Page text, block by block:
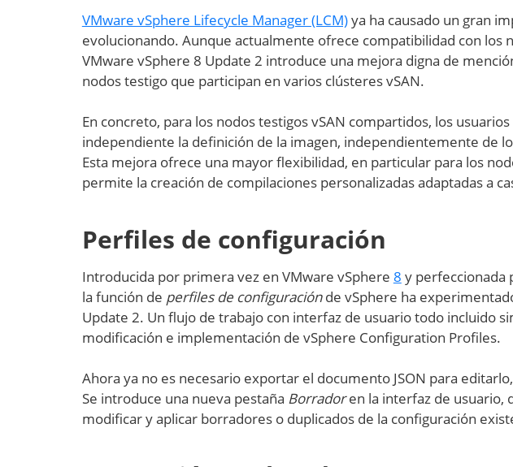
VMware vSphere Lifecycle Manager (LCM)ya ha causado un gran
evolucionando. Aunque actualmente ofrece compatibilidad con los
VMware vSphere 8 Update 2 introduce una mejora digna de
nodos testigo que participan en varios clústeres vSAN.
En concreto, para los nodos testigos vSAN compartidos, los
independiente la definición de la imagen, independientemente de
Esta mejora ofrece una mayor flexibilidad, en particular para los
permite la creación de compilaciones personalizadas adaptadas a
Perfiles de configuración
Introducida por primera vez en VMware vSphere 8 y perfeccionada
la función de perfiles de configuraciónde vSphere ha
Update 2. Un flujo de trabajo con interfaz de usuario todo incluido
modificación e implementación de vSphere Configuration Profiles.
Ahora ya no es necesario exportar el documento JSON para
Se introduce una nueva pestaña Borradoren la interfaz de usuario,
modificar y aplicar borradores o duplicados de la configuración